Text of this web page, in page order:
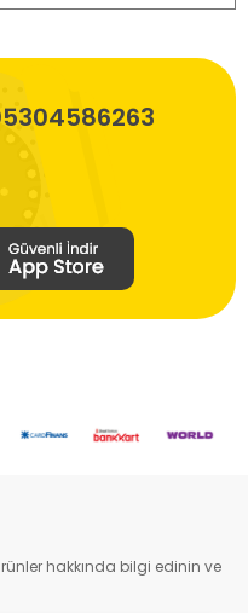
hakkında bilgi edinin ve